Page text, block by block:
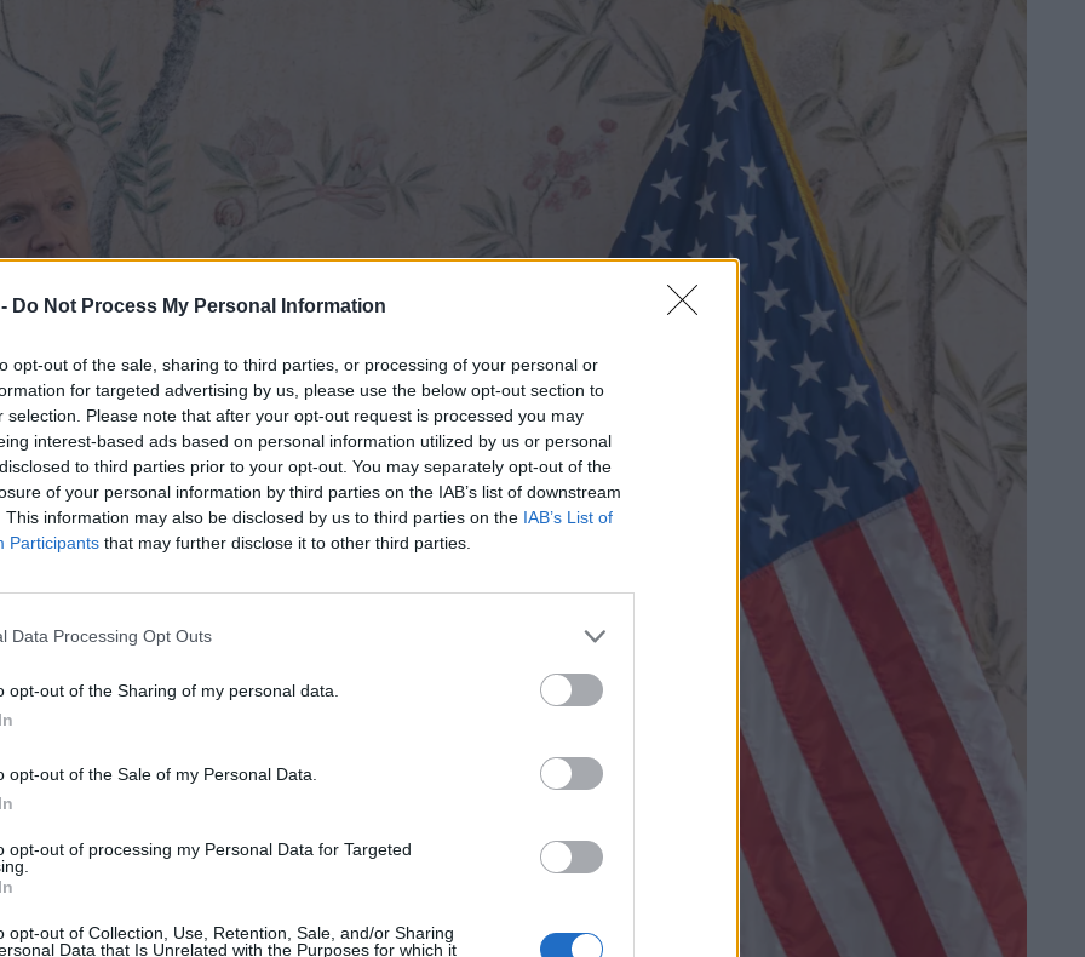
Do Not Process My Personal Information
opt-out of the sale, sharing to third parties, or processing of your personal or
for targeted advertising by us, please use the below opt-out section to
selection. Please note that after your opt-out request is processed you may
interest-based ads based on personal information utilized by us or personal
to third parties prior to your opt-out. You may separately opt-out of the
of your personal information by third parties on the IAB’s list of downstream
This information may also be disclosed by us to third parties on the IAB’s List of
Participants that may further disclose it to other third parties.
Data Processing Opt Outs
opt-out of the Sharing of my personal data.
opt-out of the Sale of my Personal Data.
opt-out of processing my Personal Data for Targeted
opt-out of Collection, Use, Retention, Sale, and/or Sharing
Data that Is Unrelated with the Purposes for which it